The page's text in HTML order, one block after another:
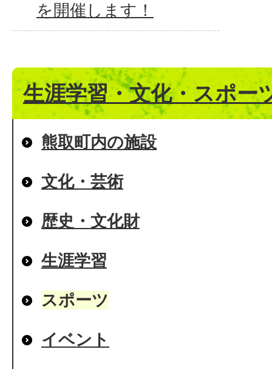
を開催します！
生涯学習・文化・スポー
熊取町内の施設
文化・芸術
歴史・文化財
生涯学習
スポーツ
イベント